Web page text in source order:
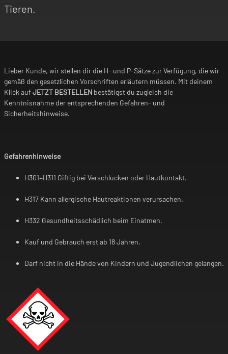
Tieren.
Lieber Kunde, wir stellen dir die H- und P-Sätze zur Verfügung, die wir
gemäß den gesetzlichen Vorschriften erläutern müssen. Mit deinem
Klick aufJETZT BESTELLEN bestätigst du zugleich die
Kenntnisnahme der entsprechenden Gefahren- und
Sicherheitshinweise.
Gefahrenhinweise
H301+H311 Giftig bei Verschlucken oder Hautkontakt.
H317 Kann allergische Hautreaktionen verursachen.
H332 Gesundheitsschädlich beim Einatmen.
Kauf und Gebrauch erst ab 18 Jahren.
Darf nicht in die Hände von Kindern und Jugendlichen gelangen.